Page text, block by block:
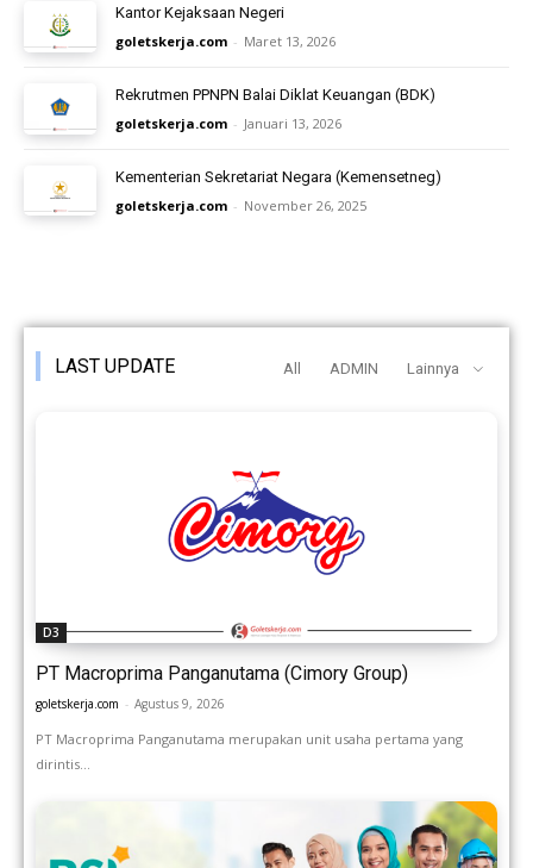
Kantor Kejaksaan Negeri
goletskerja.com - Maret 13, 2026
Rekrutmen PPNPN Balai Diklat Keuangan (BDK)
goletskerja.com - Januari 13, 2026
Kementerian Sekretariat Negara (Kemensetneg)
goletskerja.com - November 26, 2025
LAST UPDATE All ADMIN Lainnya
D3
PT Macroprima Panganutama (Cimory Group)
goletskerja.com - Agustus 9, 2026
PT Macroprima Panganutama merupakan unit usaha pertama yang
dirintis...